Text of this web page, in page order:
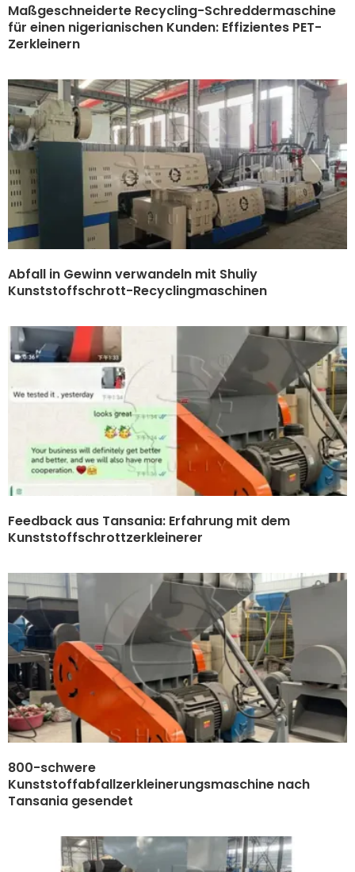
Maßgeschneiderte Recycling-Schreddermaschine
für einen nigerianischen Kunden: Effizientes PET-
Zerkleinern
Abfall in Gewinn verwandeln mit Shuliy
Kunststoffschrott-Recyclingmaschinen
Feedback aus Tansania: Erfahrung mit dem
Kunststoffschrottzerkleinerer
800-schwere
Kunststoffabfallzerkleinerungsmaschine nach
Tansania gesendet